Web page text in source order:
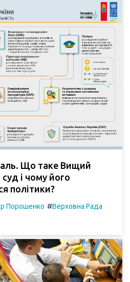
Що таке Вищий
і чому його
політики?
Порошенко #Верховна Рада